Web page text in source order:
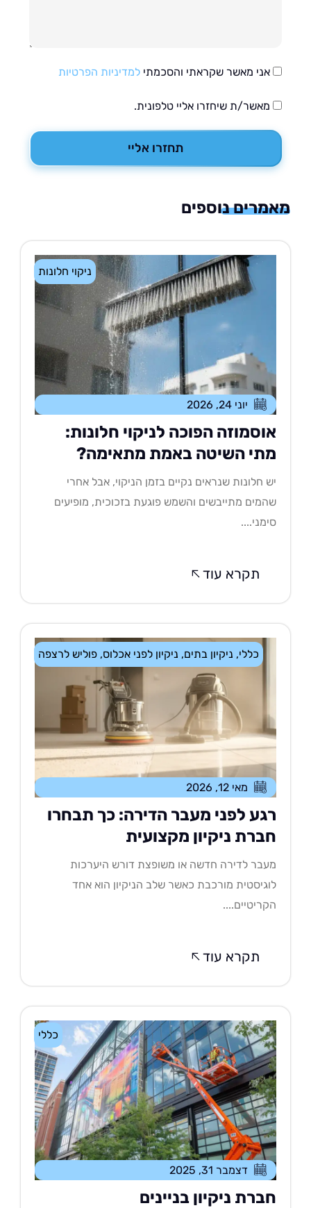
אני מאשר שקראתי והסכמתילמדיניות הפרטיות
מאשר/ת שיחזרו אליי טלפונית.
תחזרו אליי
נוספים
ניקוי חלונות
יוני 24, 2026
הפוכה לניקוי חלונות:
השיטה באמת מתאימה?
חלונות שנראים נקיים בזמן הניקוי, אבל אחרי
מתייבשים והשמש פוגעת בזכוכית, מופיעים
תקרא עוד
ניקיון בתים,ניקיון לפני אכלוס,פוליש לרצפה
מאי 12, 2026
לפני מעבר הדירה: כך תבחרו
ניקיון מקצועית
לדירה חדשה או משופצת דורש היערכות
מורכבת כאשר שלב הניקיון הוא אחד
תקרא עוד
כללי
דצמבר 31, 2025
ניקיון בניינים